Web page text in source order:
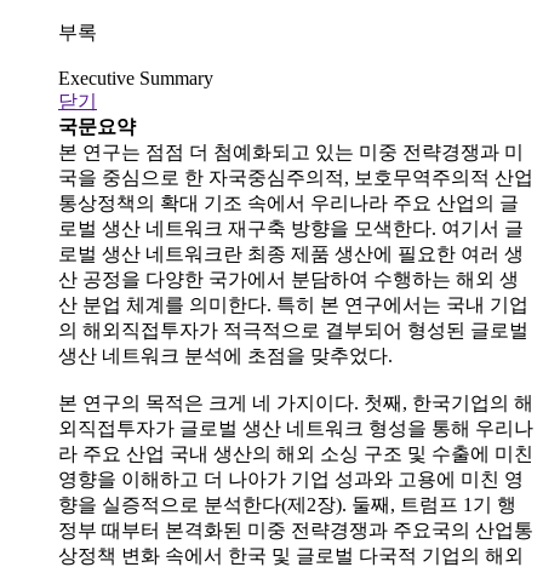
부록
Executive Summary
닫기
국문요약
본 연구는 점점 더 첨예화되고 있는 미중 전략경쟁과 미
국을 중심으로 한 자국중심주의적, 보호무역주의적 산업
통상정책의 확대 기조 속에서 우리나라 주요 산업의 글
로벌 생산 네트워크 재구축 방향을 모색한다. 여기서 글
로벌 생산 네트워크란 최종 제품 생산에 필요한 여러 생
산 공정을 다양한 국가에서 분담하여 수행하는 해외 생
산 분업 체계를 의미한다. 특히 본 연구에서는 국내 기업
의 해외직접투자가 적극적으로 결부되어 형성된 글로벌
생산 네트워크 분석에 초점을 맞추었다.
본 연구의 목적은 크게 네 가지이다. 첫째, 한국기업의 해
외직접투자가 글로벌 생산 네트워크 형성을 통해 우리나
라 주요 산업 국내 생산의 해외 소싱 구조 및 수출에 미친
영향을 이해하고 더 나아가 기업 성과와 고용에 미친 영
향을 실증적으로 분석한다(제2장). 둘째, 트럼프 1기 행
정부 때부터 본격화된 미중 전략경쟁과 주요국의 산업통
상정책 변화 속에서 한국 및 글로벌 다국적 기업의 해외